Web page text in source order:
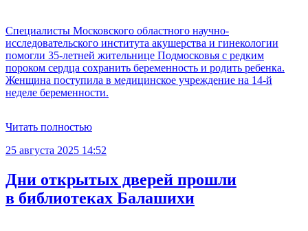
Специалисты Московского областного научно-
исследовательского института акушерства и гинекологии
помогли 35-летней жительнице Подмосковья с редким
пороком сердца сохранить беременность и родить ребенка.
Женщина поступила в медицинское учреждение на 14-й
неделе беременности.
Читать полностью
25 августа 2025 14:52
Дни открытых дверей прошли
в библиотеках Балашихи